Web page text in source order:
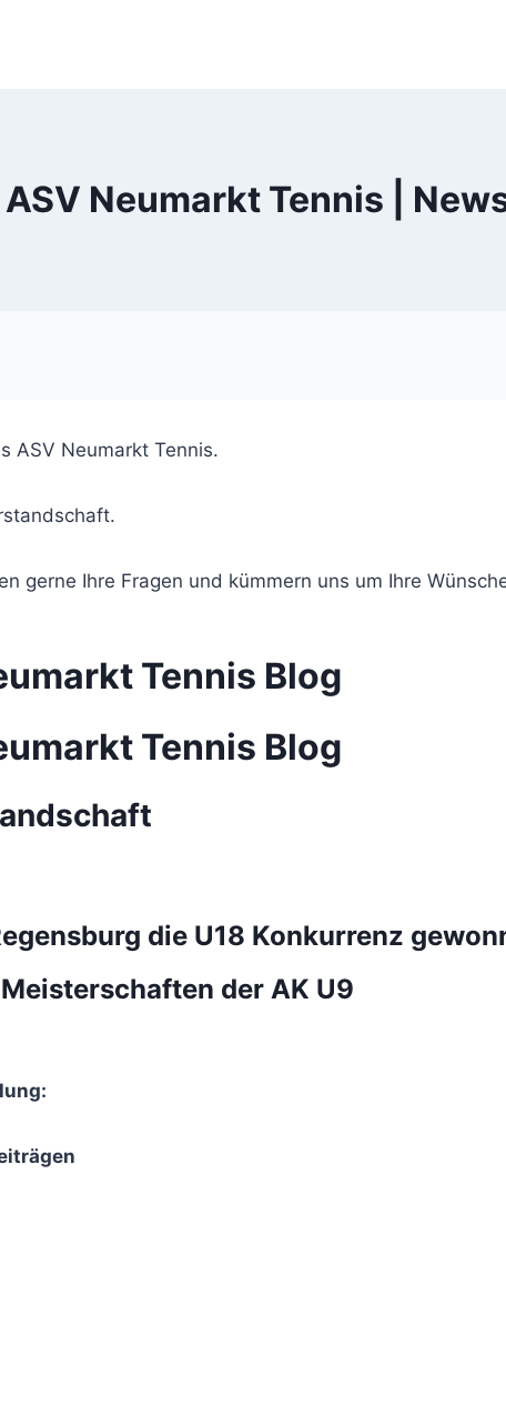
ASV Neumarkt Tennis |
ASV Neumarkt Tennis.
gerne Ihre Fragen und kümmern uns um Ihre
Tennis Blog
Tennis Blog
die U18 Konkurrenz
der AK U9